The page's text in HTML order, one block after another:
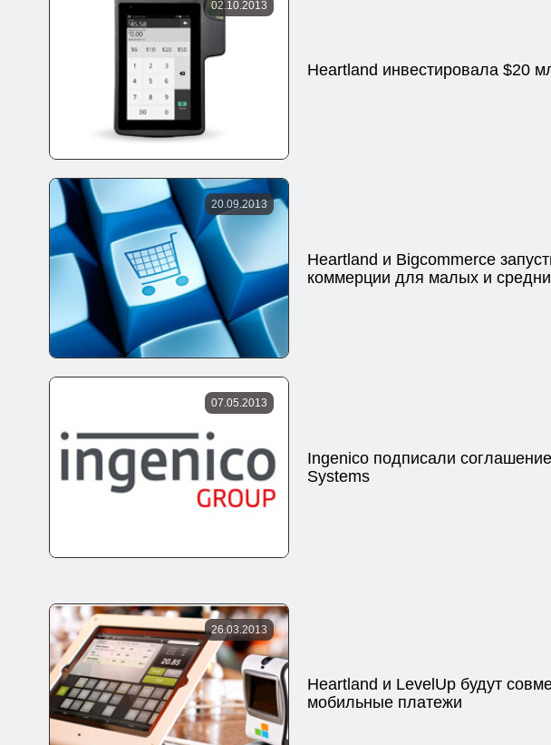
02.10.2013
Heartland инвестировала $20
20.09.2013
Heartland и Bigcommerce
коммерции для малых и
07.05.2013
Ingenico подписали
Systems
26.03.2013
Heartland и LevelUp будут
мобильные платежи